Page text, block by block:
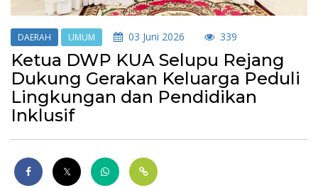
DAERAH UMUM 03 Juni 2026 339
Ketua DWP KUA Selupu Rejang
Dukung Gerakan Keluarga Peduli
Lingkungan dan Pendidikan
Inklusif